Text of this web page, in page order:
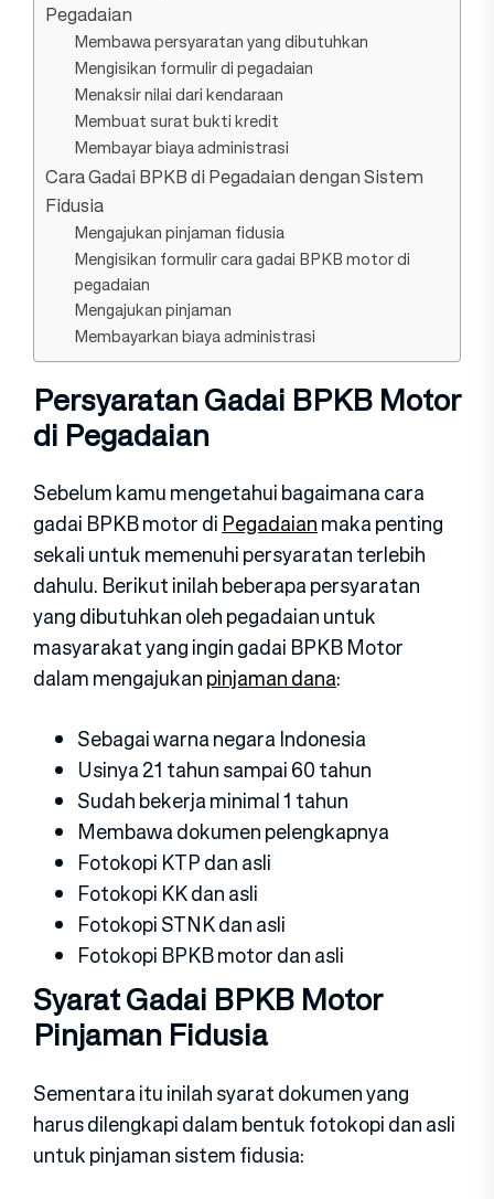
Pegadaian
Membawa persyaratan yang dibutuhkan
Mengisikan formulir di pegadaian
Menaksir nilai dari kendaraan
Membuat surat bukti kredit
Membayar biaya administrasi
Cara Gadai BPKB di Pegadaian dengan Sistem
Fidusia
Mengajukan pinjaman fidusia
Mengisikan formulir cara gadai BPKB motor di
pegadaian
Mengajukan pinjaman
Membayarkan biaya administrasi
Persyaratan Gadai BPKB Motor
di Pegadaian
Sebelum kamu mengetahui bagaimana cara
gadai BPKB motor di Pegadaianmaka penting
sekali untuk memenuhi persyaratan terlebih
dahulu. Berikut inilah beberapa persyaratan
yang dibutuhkan oleh pegadaian untuk
masyarakat yang ingin gadai BPKB Motor
dalam mengajukanpinjaman dana:
Sebagai warna negara Indonesia
Usinya 21 tahun sampai 60 tahun
Sudah bekerja minimal 1 tahun
Membawa dokumen pelengkapnya
Fotokopi KTP dan asli
Fotokopi KK dan asli
Fotokopi STNK dan asli
Fotokopi BPKB motor dan asli
Syarat Gadai BPKB Motor
Pinjaman Fidusia
Sementara itu inilah syarat dokumen yang
harus dilengkapi dalam bentuk fotokopi dan asli
untuk pinjaman sistem fidusia: